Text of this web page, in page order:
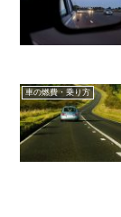
車の燃費・乗り方